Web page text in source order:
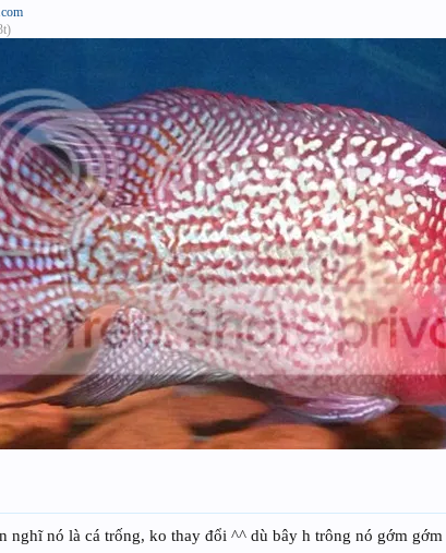
nghĩ nó là cá trống, ko thay đổi ^^ dù bây h trông nó gớm gớm